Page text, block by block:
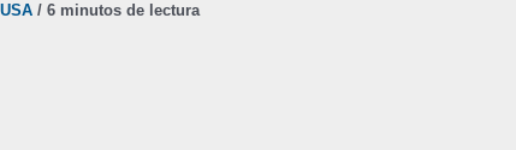
/ 6 minutos de lectura